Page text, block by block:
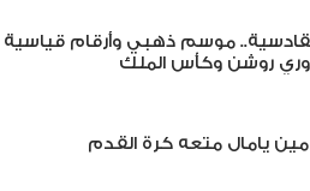
موسم ذهبي وأرقام
روشن وكأس الملك
يامال متعه كرة القدم